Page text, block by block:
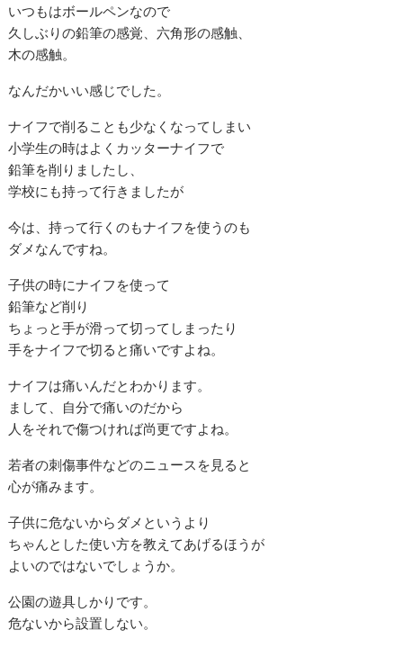
いつもはボールペンなので
久しぶりの鉛筆の感覚、六角形の感触、
木の感触。
なんだかいい感じでした。
ナイフで削ることも少なくなってしまい
小学生の時はよくカッターナイフで
鉛筆を削りましたし、
学校にも持って行きましたが
今は、持って行くのもナイフを使うのも
ダメなんですね。
子供の時にナイフを使って
鉛筆など削り
ちょっと手が滑って切ってしまったり
手をナイフで切ると痛いですよね。
ナイフは痛いんだとわかります。
まして、自分で痛いのだから
人をそれで傷つければ尚更ですよね。
若者の刺傷事件などのニュースを見ると
心が痛みます。
子供に危ないからダメというより
ちゃんとした使い方を教えてあげるほうが
よいのではないでしょうか。
公園の遊具しかりです。
危ないから設置しない。